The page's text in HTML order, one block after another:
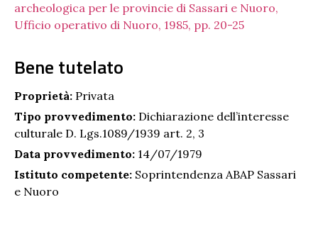
archeologica per le provincie di Sassari e Nuoro,
Ufficio operativo di Nuoro, 1985, pp. 20-25
Bene tutelato
Proprietà: Privata
Tipo provvedimento: Dichiarazione dell’interesse
culturale D. Lgs.1089/1939 art. 2, 3
Data provvedimento: 14/07/1979
Istituto competente: Soprintendenza ABAP Sassari
e Nuoro